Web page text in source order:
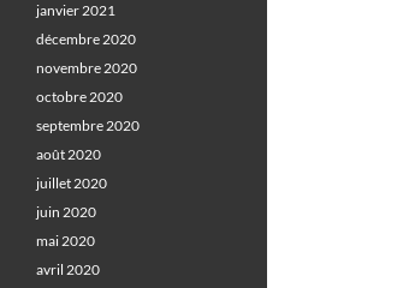
janvier 2021
décembre 2020
novembre 2020
octobre 2020
septembre 2020
août 2020
juillet 2020
juin 2020
mai 2020
avril 2020